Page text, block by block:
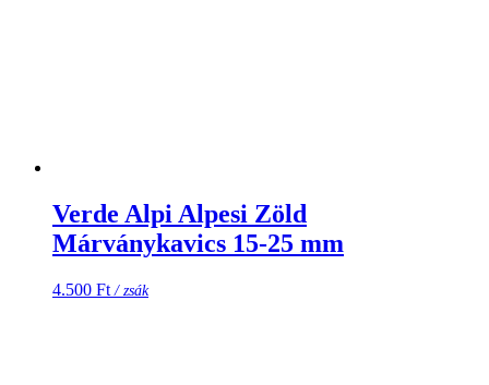
Verde Alpi Alpesi Zöld
Márványkavics 15-25 mm
4.500 Ft/ zsák